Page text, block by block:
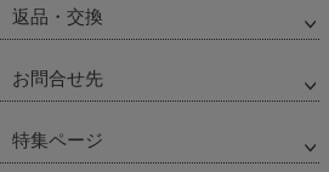
返品・交換
お問合せ先
特集ページ